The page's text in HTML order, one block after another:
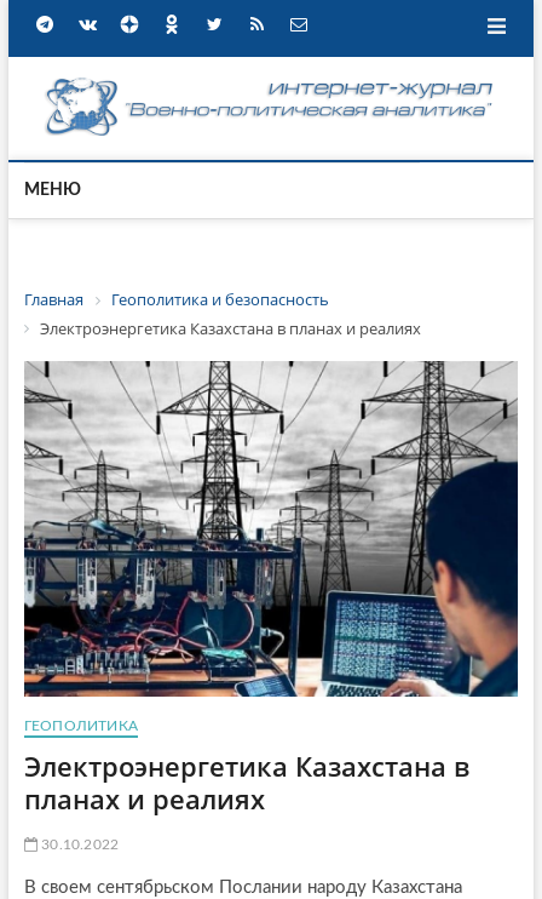
МЕНЮ
Главная
Геополитика и безопасность
Электроэнергетика Казахстана в планах и реалиях
ГЕОПОЛИТИКА
Электроэнергетика Казахстана в
планах и реалиях
30.10.2022
В своем сентябрьском Послании народу Казахстана